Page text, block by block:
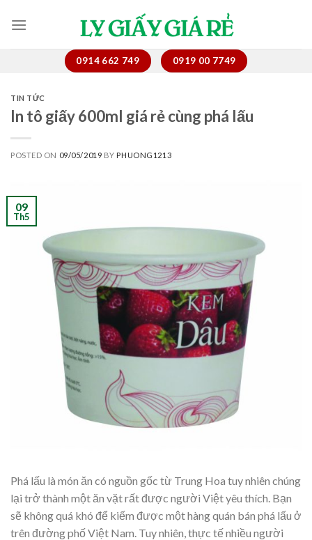
0914 662 749 0919 00 7749
TIN TỨC
In tô giấy 600ml giá rẻ cùng phá lấu
POSTED ON 09/05/2019 BYPHUONG1213
09
Th5
Phá lấu là món ăn có nguồn gốc từ Trung Hoa tuy nhiên chúng
lại trở thành một ăn vặt rất được người Việt yêu thích. Bạn
sẽ không quá khó để kiếm được một hàng quán bán phá lấu ở
trên đường phố Việt Nam. Tuy nhiên, thực tế nhiều người